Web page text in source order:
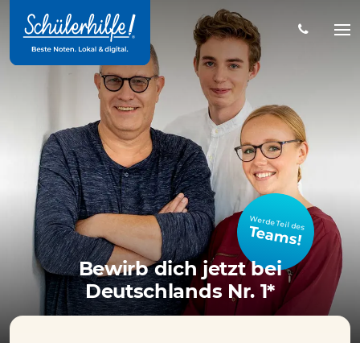
Hauptinhalt
Werde Teil des
Teams!
Bewirb dich jetzt bei
Deutschlands Nr. 1*